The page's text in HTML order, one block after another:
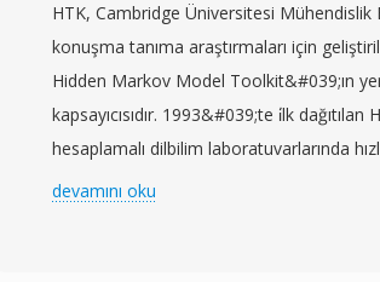
HTK, Cambridge Üniversitesi
konuşma tanıma araştırmaları için
Hidden Markov Model Toolkit&#039;ın
kapsayıcısıdır. 1993&#039;te i̇lk
hesaplamalı dilbilim laboratuvarlarında
haline gelmiş ve dosya formatı da aynı
devamını oku